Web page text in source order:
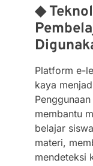
◆
Platform e-
kaya
membantu
belajar
materi,
mendeteksi